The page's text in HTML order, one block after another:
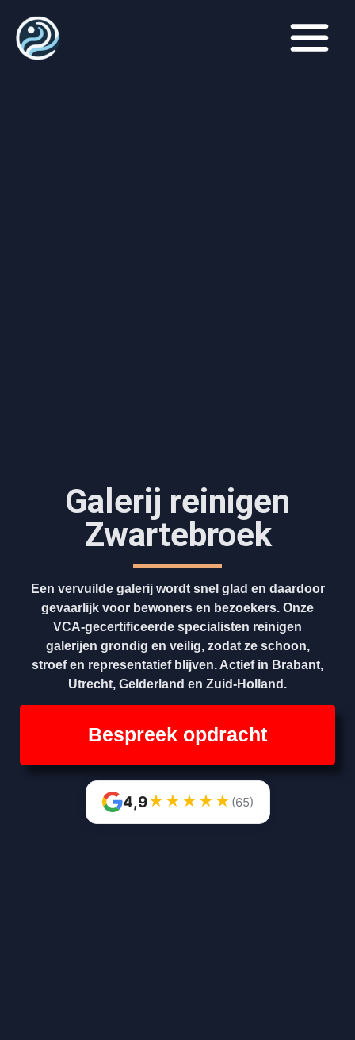
Galerij reinigen
Zwartebroek
Een vervuilde galerij wordt snel glad en daardoor
gevaarlijk voor bewoners en bezoekers. Onze
VCA-gecertificeerde specialisten reinigen
galerijen grondig en veilig, zodat ze schoon,
stroef en representatief blijven. Actief in Brabant,
Utrecht, Gelderland en Zuid-Holland.
Bespreek opdracht
4,9★ ★ ★ ★ ★ (65)